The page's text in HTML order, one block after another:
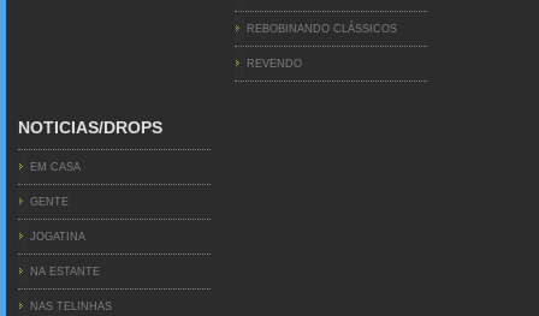
REBOBINANDO CLÁSSICOS
REVENDO
NOTICIAS/DROPS
EM CASA
GENTE
JOGATINA
NA ESTANTE
NAS TELINHAS